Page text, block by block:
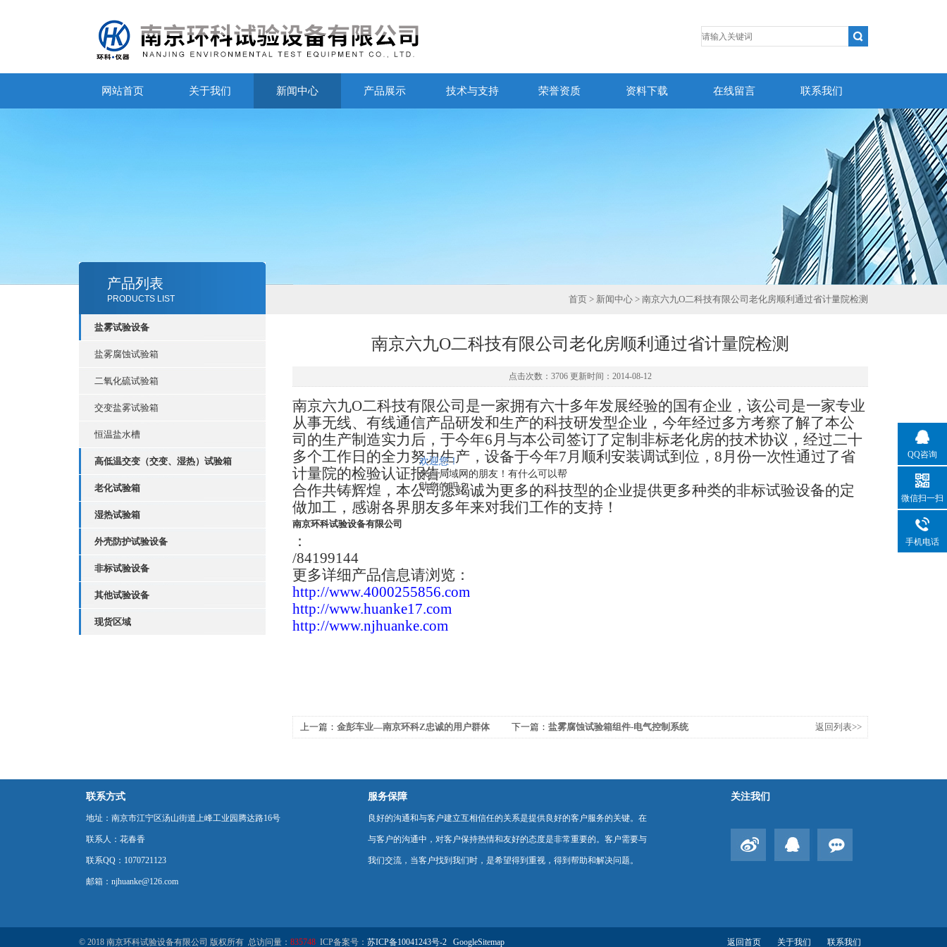
欢迎您！
来自局域网的朋友！有什么可以帮
助您的吗？
网站首页 关于我们 新闻中心 产品展示 技术与支持 荣誉资质 资料下载 在线留言 联系我们
产品列表
PRODUCTS LIST
盐雾试验设备
盐雾腐蚀试验箱
二氧化硫试验箱
交变盐雾试验箱
恒温盐水槽
高低温交变（交变、湿热）试验箱
老化试验箱
湿热试验箱
外壳防护试验设备
非标试验设备
其他试验设备
现货区域
首页 > 新闻中心 > 南京六九O二科技有限公司老化房顺利通过省计量院检测
南京六九O二科技有限公司老化房顺利通过省计量院检测
点击次数：3706 更新时间：2014-08-12
南京六九O二科技有限公司是一家拥有六十多年发展经验的国有企业，该公司是一家专业
从事无线、有线通信产品研发和生产的科技研发型企业，今年经过多方考察了解了本公
司的生产制造实力后，于今年6月与本公司签订了定制非标老化房的技术协议，经过二十
多个工作日的全力努力生产，设备于今年7月顺利安装调试到位，8月份一次性通过了省
计量院的检验认证报告！
合作共铸辉煌，本公司愿竭诚为更多的科技型的企业提供更多种类的非标试验设备的定
做加工，感谢各界朋友多年来对我们工作的支持！
南京环科试验设备有限公司
：
/84199144
更多详细产品信息请浏览：
http://www.4000255856.com
http://www.huanke17.com
http://www.njhuanke.com
上一篇： 金彭车业—南京环科Z忠诚的用户群体
下一篇： 盐雾腐蚀试验箱组件-电气控制系统 返回列表>>
联系方式
地址：南京市江宁区汤山街道上峰工业园腾达路16号
联系人：花春香
联系QQ：1070721123
邮箱：njhuanke@126.com
服务保障
良好的沟通和与客户建立互相信任的关系是提供良好的客户服务的关键。在
与客户的沟通中，对客户保持热情和友好的态度是非常重要的。客户需要与
我们交流，当客户找到我们时，是希望得到重视，得到帮助和解决问题。
关注我们
© 2018 南京环科试验设备有限公司 版权所有 总访问量： 835748 ICP备案号： 苏ICP备10041243号-2 GoogleSitemap 返回首页 关于我们 联系我们
QQ咨询
微信扫一扫
手机电话